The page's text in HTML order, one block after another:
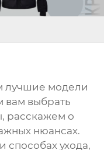
лучшие модели
вам выбрать
расскажем о
нюансах.
способах ухода,